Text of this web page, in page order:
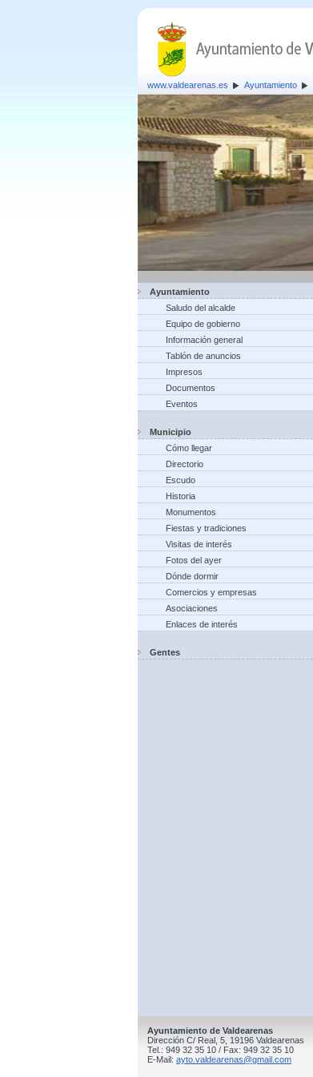
www.valdearenas.es Ayuntamiento
Ayuntamiento
Saludo del alcalde
Equipo de gobierno
Información general
Tablón de anuncios
Impresos
Documentos
Eventos
Municipio
Cómo llegar
Directorio
Escudo
Historia
Monumentos
Fiestas y tradiciones
Visitas de interés
Fotos del ayer
Dónde dormir
Comercios y empresas
Asociaciones
Enlaces de interés
Gentes
Ayuntamiento de Valdearenas
Dirección C/ Real, 5, 19196 Valdearenas
Tel.: 949 32 35 10 / Fax: 949 32 35 10
E-Mail: ayto.valdearenas@gmail.com